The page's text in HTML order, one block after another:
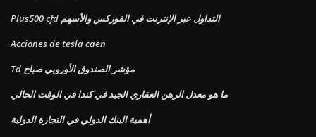
Plus500 cfd التداول عبر الإنترنت في الفوركس والأسهم
Acciones de tesla caen
Td مؤشر الصندوق الأوروبي صباح
ما هو معدل الرهن العقاري الجيد في كندا في الوقت الحالي
أهمية البنك الدولي في التجارة الدولية